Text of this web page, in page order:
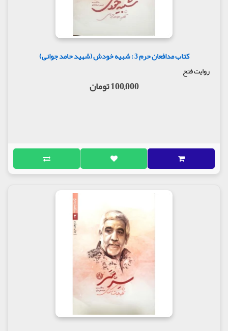
کتاب مدافعان حرم 3 : شبیه خودش (شهید حامد جوانی)
روایت فتح
100,000 تومان